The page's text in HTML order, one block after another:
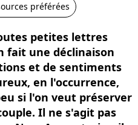
préférées
petites lettres
fait une déclinaison
et de sentiments
en l'occurrence,
si l'on veut préserver
Il ne s'agit pas